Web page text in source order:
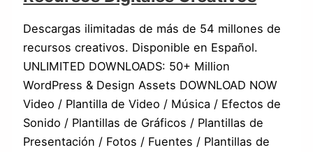
Descargas ilimitadas de más de 54 millones de
recursos creativos. Disponible en Español.
UNLIMITED DOWNLOADS: 50+ Million
WordPress & Design Assets DOWNLOAD NOW
Video / Plantilla de Video / Música / Efectos de
Sonido / Plantillas de Gráficos / Plantillas de
Presentación / Fotos / Fuentes / Plantillas de